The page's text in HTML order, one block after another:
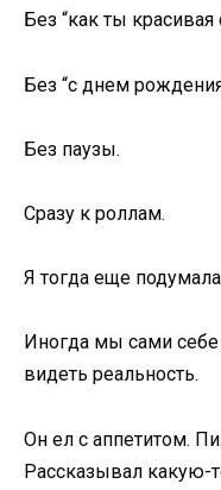
Без “как ты красивая
Без “с днем
Без паузы.
Сразу к роллам.
Я тогда еще
Иногда мы сами
видеть реальность.
Он ел с аппетитом.
Рассказывал какую-